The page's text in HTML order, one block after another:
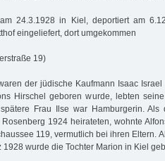
24.3.1928 in Kiel, deportiert am
eingeliefert, dort umgekommen
19)
der jüdische Kaufmann Isaac
Hirschel geboren wurde, lebten
Frau Ilse war Hamburgerin. Als
1924 heirateten, wohnte
119, vermutlich bei ihren Eltern.
1928 wurde die Tochter Marion in Kiel